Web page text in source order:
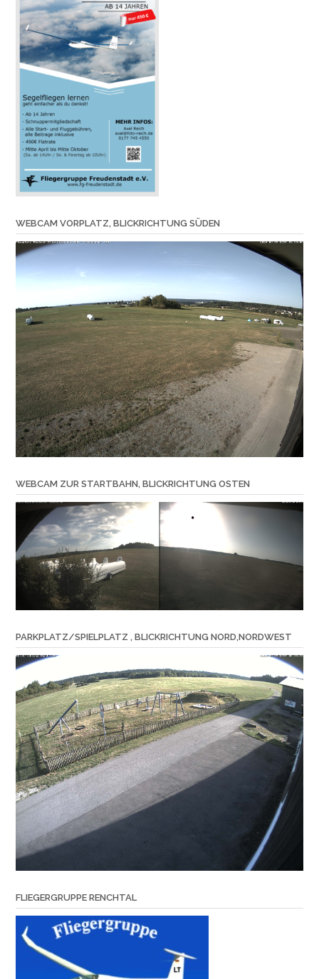
WEBCAM VORPLATZ, BLICKRICHTUNG SÜDEN
WEBCAM ZUR STARTBAHN, BLICKRICHTUNG OSTEN
PARKPLATZ/SPIELPLATZ , BLICKRICHTUNG NORD,NORDWEST
FLIEGERGRUPPE RENCHTAL